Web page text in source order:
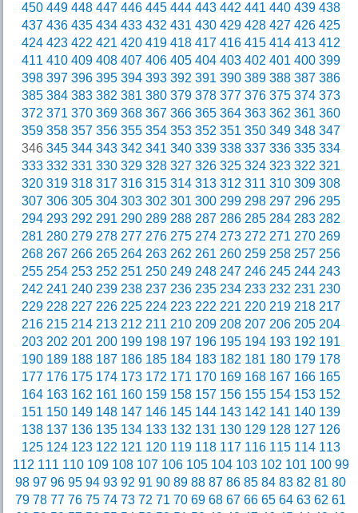
450 449 448 447 446 445 444 443 442 441 440 439 438
437 436 435 434 433 432 431 430 429 428 427 426 425
424 423 422 421 420 419 418 417 416 415 414 413 412
411 410 409 408 407 406 405 404 403 402 401 400 399
398 397 396 395 394 393 392 391 390 389 388 387 386
385 384 383 382 381 380 379 378 377 376 375 374 373
372 371 370 369 368 367 366 365 364 363 362 361 360
359 358 357 356 355 354 353 352 351 350 349 348 347
346 345 344 343 342 341 340 339 338 337 336 335 334
333 332 331 330 329 328 327 326 325 324 323 322 321
320 319 318 317 316 315 314 313 312 311 310 309 308
307 306 305 304 303 302 301 300 299 298 297 296 295
294 293 292 291 290 289 288 287 286 285 284 283 282
281 280 279 278 277 276 275 274 273 272 271 270 269
268 267 266 265 264 263 262 261 260 259 258 257 256
255 254 253 252 251 250 249 248 247 246 245 244 243
242 241 240 239 238 237 236 235 234 233 232 231 230
229 228 227 226 225 224 223 222 221 220 219 218 217
216 215 214 213 212 211 210 209 208 207 206 205 204
203 202 201 200 199 198 197 196 195 194 193 192 191
190 189 188 187 186 185 184 183 182 181 180 179 178
177 176 175 174 173 172 171 170 169 168 167 166 165
164 163 162 161 160 159 158 157 156 155 154 153 152
151 150 149 148 147 146 145 144 143 142 141 140 139
138 137 136 135 134 133 132 131 130 129 128 127 126
125 124 123 122 121 120 119 118 117 116 115 114 113
112 111 110 109 108 107 106 105 104 103 102 101 100 99
98 97 96 95 94 93 92 91 90 89 88 87 86 85 84 83 82 81 80
79 78 77 76 75 74 73 72 71 70 69 68 67 66 65 64 63 62 61